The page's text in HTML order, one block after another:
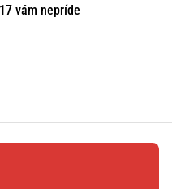
vám nepríde